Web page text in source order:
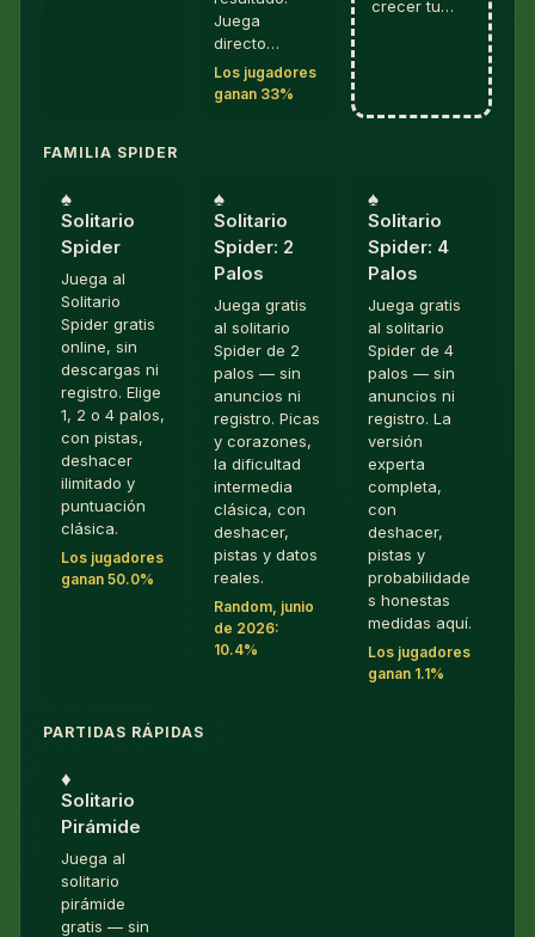
Juega
directo…
Los jugadores
ganan 33%
crecer tu…
FAMILIA SPIDER
♠︎
Solitario
Spider
Juega al
Solitario
Spider gratis
online, sin
descargas ni
registro. Elige
1, 2 o 4 palos,
con pistas,
deshacer
ilimitado y
puntuación
clásica.
Los jugadores
ganan 50.0%
♠︎
Solitario
Spider: 2
Palos
Juega gratis
al solitario
Spider de 2
palos — sin
anuncios ni
registro. Picas
y corazones,
la dificultad
intermedia
clásica, con
deshacer,
pistas y datos
reales.
Random, junio
de 2026:
10.4%
♠︎
Solitario
Spider: 4
Palos
Juega gratis
al solitario
Spider de 4
palos — sin
anuncios ni
registro. La
versión
experta
completa,
con
deshacer,
pistas y
probabilidade
s honestas
medidas aquí.
Los jugadores
ganan 1.1%
PARTIDAS RÁPIDAS
♦︎
Solitario
Pirámide
Juega al
solitario
pirámide
gratis — sin